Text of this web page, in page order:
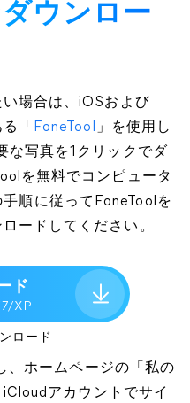
ウンロー
場合は、iOSおよび
「
FoneTool
」を使用し
な写真を1クリックでダ
を無料でコンピュータ
順に従ってFoneToolを
ードしてください。
ド
XP
ロード
、ホームページの「私の
アカウントでサイ